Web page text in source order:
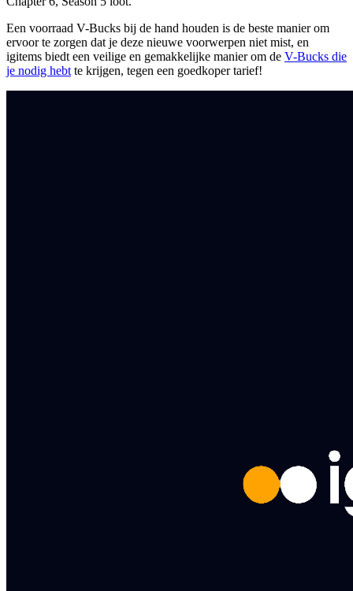
Een voorraad V-Bucks bij de hand houden is de beste manier om
ervoor te zorgen dat je deze nieuwe voorwerpen niet mist, en
igitems biedt een veilige en gemakkelijke manier om de V-Bucks die
je nodig hebt te krijgen, tegen een goedkoper tarief!